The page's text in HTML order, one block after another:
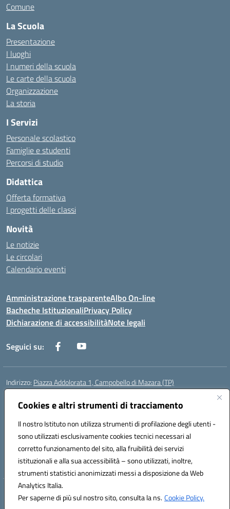
Cookies e altri strumenti di tracciamento
Il nostro Istituto non utilizza strumenti di profilazione degli utenti -
sono utilizzati esclusivamente cookies tecnici necessari al
corretto funzionamento del sito, alla fruibilità dei servizi
istituzionali e alla sua accessibilità – sono utilizzati, inoltre,
strumenti statistici anonimizzati messi a disposizione da Web
Analytics Italia.
Per saperne di più sul nostro sito, consulta la ns.Cookie Policy.
Comune
La Scuola
Presentazione
I luoghi
I numeri della scuola
Le carte della scuola
Organizzazione
La storia
I Servizi
Personale scolastico
Famiglie e studenti
Percorsi di studio
Didattica
Offerta formativa
I progetti delle classi
Novità
Le notizie
Le circolari
Calendario eventi
Amministrazione trasparenteAlbo On-line
Bacheche IstituzionaliPrivacy Policy
Dichiarazione di accessibilitàNote legali
Seguici su:
Indirizzo: Piazza Addolorata 1, Campobello di Mazara (TP)
Centralino:
Posta elettronica certificata (PEC):tpic81800e@pec.istruzione.it
Codice fiscale: 81000910810
Codice meccanografico:TPIC81800E
Codice Indice delle Pubbliche Amministrazioni (IPA): istsc_tpic81800e
Codice unico di fatturazione (CUF): BAFXZG
Hosting & Powered by 3D Solution S.r.l.
Concept & Design by Designers Italia